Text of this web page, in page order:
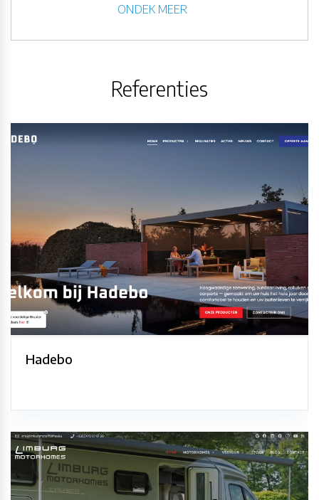
ONDEK MEER
Referenties
Hadebo